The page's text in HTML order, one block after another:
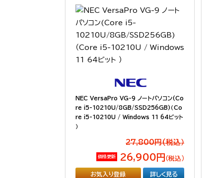
NEC VersaPro VG-9 ノートパソコン(Co
re i5-10210U/8GB/SSD256GB)（Co
re i5-10210U / Windows 11 64ビット
）
27,800円(税込）
価格更新 26,900円 （税込）
お気入り登録 詳しく見る